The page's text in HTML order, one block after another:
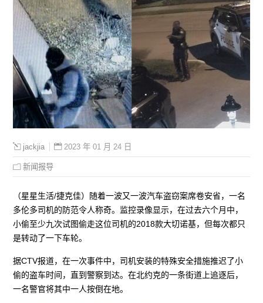
jackjia 2023 年 01 月 24 日
新闻报导
（星星生活/捷克佳）随着一波又一波汽车盗窃案席卷安省，一名
多伦多司机的防范令人称奇。监控录像显示，在过去六个月中，
小偷至少九次试图偷走这位司机的2018款大切诺基，但每次都只
是转动了一下车轮。
据CTV报道，在一次事件中，司机安装的特殊安全措施推迟了小
偷的盗车时间，直到警察到达。在北约克的一条街道上追逐后，
一名警官将其中一人按倒在地。